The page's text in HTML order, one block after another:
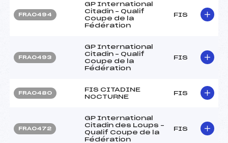
FRA0494
GP International
Citadin – Qualif
Coupe de la
Fédération
FIS
FRA0493
GP International
Citadin – Qualif
Coupe de la
Fédération
FIS
FRA0480
FIS CITADINE
NOCTURNE
FIS
FRA0472
GP International
Citadin des Loups –
Qualif Coupe de la
Fédération
FIS